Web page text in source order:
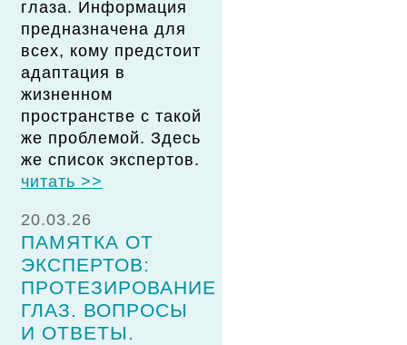
глаза. Информация
предназначена для
всех, кому предстоит
адаптация в
жизненном
пространстве с такой
же проблемой. Здесь
же список экспертов.
читать >>
20.03.26
ПАМЯТКА ОТ
ЭКСПЕРТОВ:
ПРОТЕЗИРОВАНИЕ
ГЛАЗ. ВОПРОСЫ
И ОТВЕТЫ.